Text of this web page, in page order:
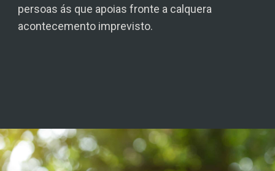
persoas ás que apoias fronte a calquera
acontecemento imprevisto.